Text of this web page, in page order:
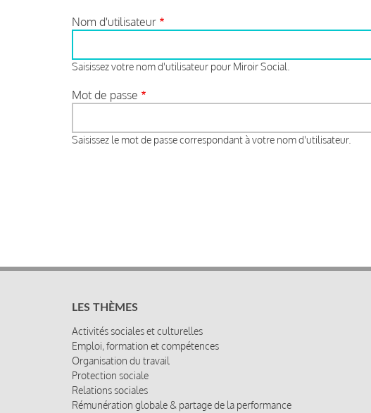
tabs
Nom d'utilisateur
Saisissez votre nom d'utilisateur pour Miroir Social.
Mot de passe
Saisissez le mot de passe correspondant à votre nom d'utilisateur.
LES THÈMES
Activités sociales et culturelles
Emploi, formation et compétences
Organisation du travail
Protection sociale
Relations sociales
Rémunération globale & partage de la performance